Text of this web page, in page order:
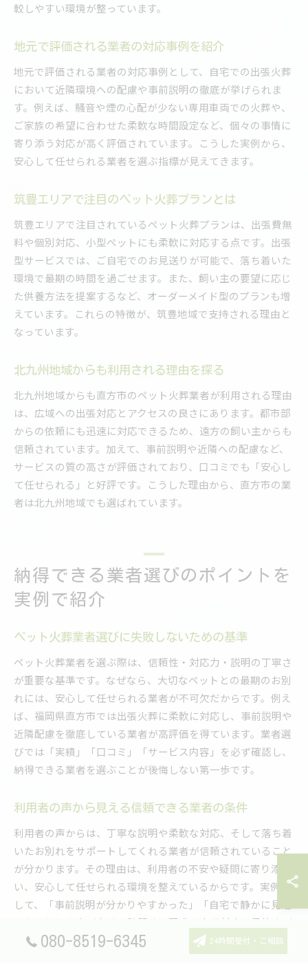
較しやすい環境が整っています。
地元で評価される業者の対応事例を紹介
地元で評価される業者の対応事例として、自宅での出張火葬
において近隣環境への配慮や事前説明の徹底が挙げられま
す。例えば、騒音や煙の心配が少ない専用車両での火葬や、
ご家族の希望に合わせた柔軟な時間設定など、個々の事情に
寄り添う対応が高く評価されています。こうした実例から、
安心して任せられる業者を選ぶ指標が見えてきます。
筑豊エリアで注目のペット火葬プランとは
筑豊エリアで注目されているペット火葬プランは、出張費無
料や個別対応、小型ペットにも柔軟に対応する点です。出張
型サービスでは、ご自宅でのお見送りが可能で、落ち着いた
環境で最期の時間を過ごせます。また、飼い主の要望に応じ
た供養方法を提案するなど、オーダーメイド型のプランも増
えています。これらの特徴が、筑豊地域で支持される理由と
なっています。
北九州地域からも利用される理由を探る
北九州地域からも直方市のペット火葬業者が利用される理由
は、広域への出張対応とアクセスの良さにあります。都市部
からの依頼にも迅速に対応できるため、遠方の飼い主からも
信頼されています。加えて、事前説明や近隣への配慮など、
サービスの質の高さが評価されており、口コミでも「安心し
て任せられる」と好評です。こうした理由から、直方市の業
者は北九州地域でも選ばれています。
納得できる業者選びのポイントを
実例で紹介
ペット火葬業者選びに失敗しないための基準
ペット火葬業者を選ぶ際は、信頼性・対応力・説明の丁寧さ
が重要な基準です。なぜなら、大切なペットとの最期のお別
れには、安心して任せられる業者が不可欠だからです。例え
ば、福岡県直方市では出張火葬に柔軟に対応し、事前説明や
近隣配慮を徹底している業者が高評価を得ています。業者選
びでは「実績」「口コミ」「サービス内容」を必ず確認し、
納得できる業者を選ぶことが後悔しない第一歩です。
利用者の声から見える信頼できる業者の条件
利用者の声からは、丁寧な説明や柔軟な対応、そして落ち着
いたお別れをサポートしてくれる業者が信頼されていること
が分かります。その理由は、利用者の不安や疑問に寄り添
い、安心して任せられる環境を整えているからです。実例と
して、「事前説明が分かりやすかった」「自宅で静かに見送
れた」という声が多く、訪問時の配慮や出張対応の柔軟さが
評価されています。信頼できる業者は、利用者の不安をしっ
かり受け止めてくれる点が共通しています。
080-8519-6345 24時間受付・ご相談